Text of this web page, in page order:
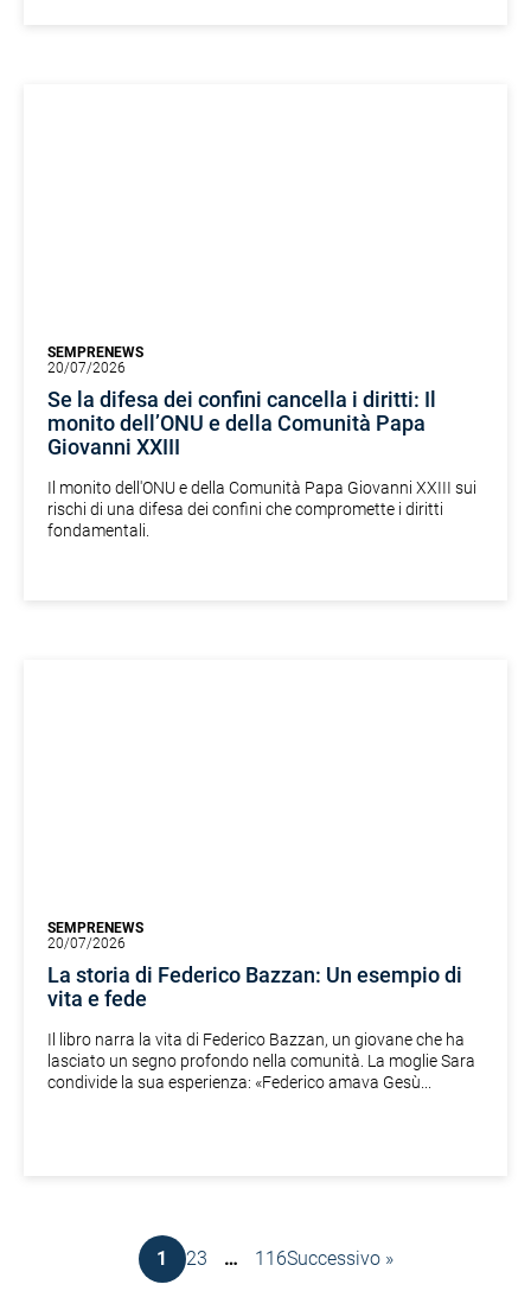
SEMPRENEWS
20/07/2026
Se la difesa dei confini cancella i diritti: Il
monito dell’ONU e della Comunità Papa
Giovanni XXIII
Il monito dell'ONU e della Comunità Papa Giovanni XXIII sui
rischi di una difesa dei confini che compromette i diritti
fondamentali.
SEMPRENEWS
20/07/2026
La storia di Federico Bazzan: Un esempio di
vita e fede
Il libro narra la vita di Federico Bazzan, un giovane che ha
lasciato un segno profondo nella comunità. La moglie Sara
condivide la sua esperienza: «Federico amava Gesù...
1 23 … 116Successivo »